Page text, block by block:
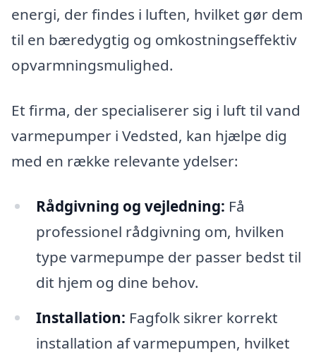
energi, der findes i luften, hvilket gør dem
til en bæredygtig og omkostningseffektiv
opvarmningsmulighed.
Et firma, der specialiserer sig i luft til vand
varmepumper i Vedsted, kan hjælpe dig
med en række relevante ydelser:
Rådgivning og vejledning: Få
professionel rådgivning om, hvilken
type varmepumpe der passer bedst til
dit hjem og dine behov.
Installation: Fagfolk sikrer korrekt
installation af varmepumpen, hvilket